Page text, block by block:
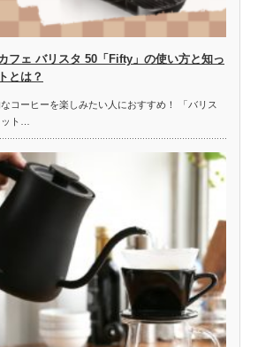
フェ バリスタ 50「Fifty」の使い方と知っ
とは？
コーヒーを楽しみたい人におすすめ！ 「バリス
ト…